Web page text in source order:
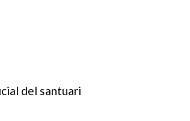
del santuari